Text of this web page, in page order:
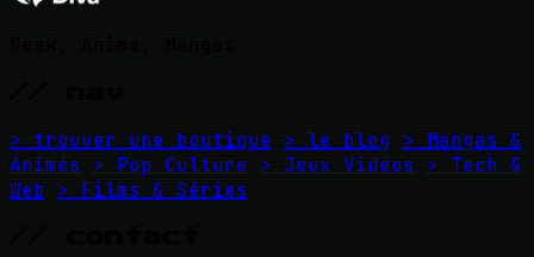
> trouver une boutique > le blog > Mangas &
Animés
> Pop Culture > Jeux Vidéos
> Tech &
Web > Films & Séries